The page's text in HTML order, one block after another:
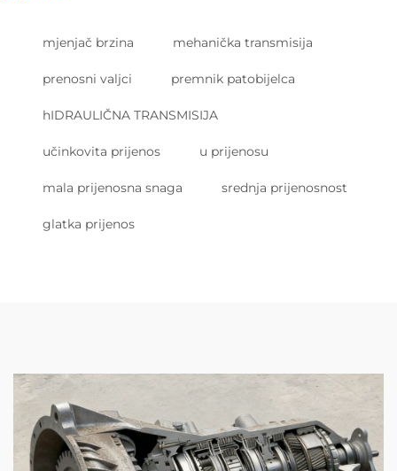
mjenjač brzina mehanička transmisija
prenosni valjci premnik patobijelca
hIDRAULIČNA TRANSMISIJA
učinkovita prijenos u prijenosu
mala prijenosna snaga srednja prijenosnost
glatka prijenos